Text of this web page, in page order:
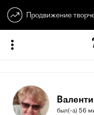
Продвижение
был(-а) 56